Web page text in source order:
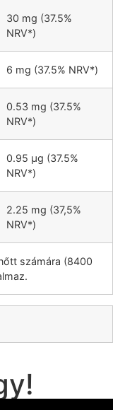
30 mg (37.5%
NRV*)
6 mg (37.5% NRV*)
0.53 mg (37.5%
NRV*)
0.95 µg (37.5%
NRV*)
2.25 mg (37,5%
NRV*)
számára (8400